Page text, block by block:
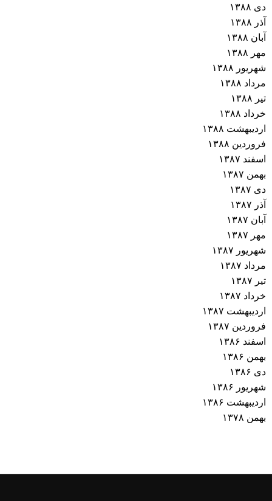
دی ۱۳۸۸
آذر ۱۳۸۸
آبان ۱۳۸۸
مهر ۱۳۸۸
شهریور ۱۳۸۸
مرداد ۱۳۸۸
تیر ۱۳۸۸
خرداد ۱۳۸۸
اردیبهشت ۱۳۸۸
فروردین ۱۳۸۸
اسفند ۱۳۸۷
بهمن ۱۳۸۷
دی ۱۳۸۷
آذر ۱۳۸۷
آبان ۱۳۸۷
مهر ۱۳۸۷
شهریور ۱۳۸۷
مرداد ۱۳۸۷
تیر ۱۳۸۷
خرداد ۱۳۸۷
اردیبهشت ۱۳۸۷
فروردین ۱۳۸۷
اسفند ۱۳۸۶
بهمن ۱۳۸۶
دی ۱۳۸۶
شهریور ۱۳۸۶
اردیبهشت ۱۳۸۶
بهمن ۱۳۷۸